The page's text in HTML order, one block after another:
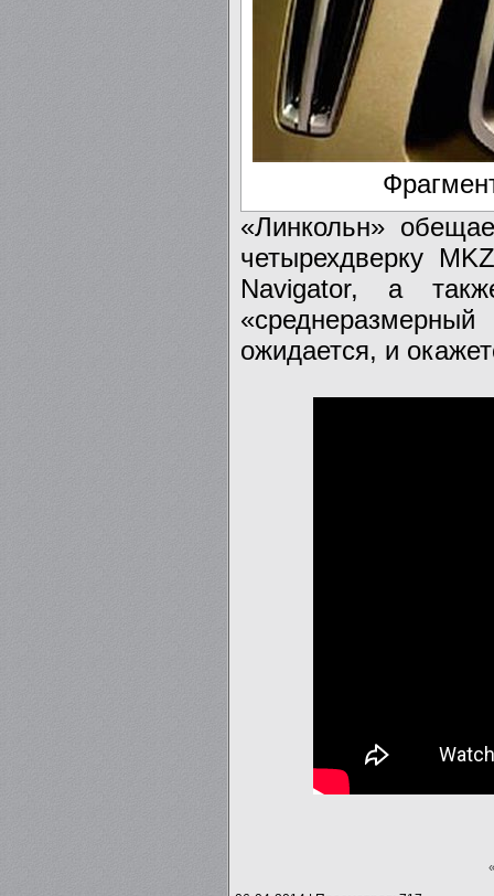
«Линкольн»
четырехдверку
Navigator, а
ожидается, и